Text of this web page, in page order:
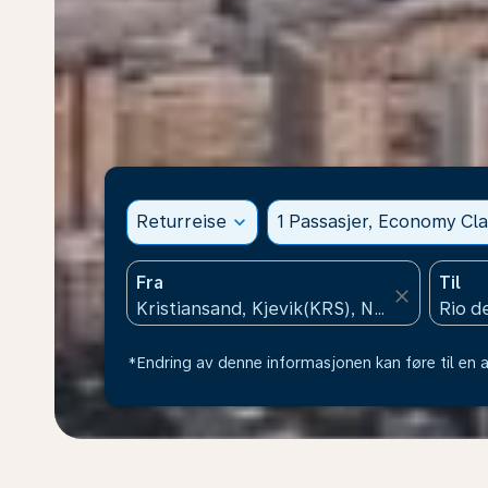
Returreise expand_more 1 Passasjer, Economy
Fra
close
Til
*Endring av denne informasjonen kan føre til en